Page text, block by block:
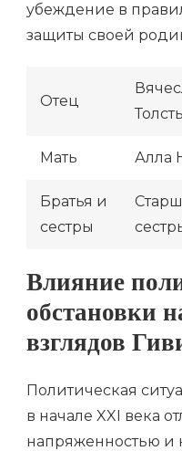
убеждение в
защиты своей
Отец
Мать Алла
Братья и
сестры
Влияние
обстановки
взглядов
Политическая
в начале XXI века
напряженностью и